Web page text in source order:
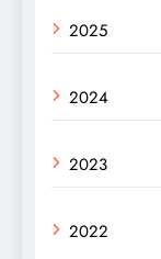
2025
2024
2023
2022